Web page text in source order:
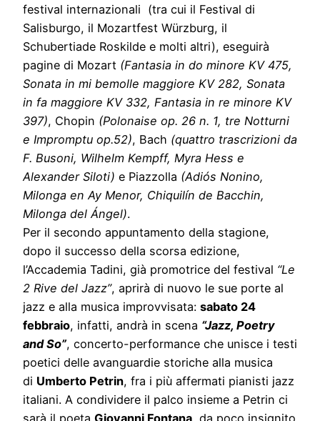
festival internazionali (tra cui il Festival di
Salisburgo, il Mozartfest Würzburg, il
Schubertiade Roskilde e molti altri), eseguirà
pagine di Mozart (Fantasia in do minore KV 475,
Sonata in mi bemolle maggiore KV 282, Sonata
in fa maggiore KV 332, Fantasia in re minore KV
397), Chopin (Polonaise op. 26 n. 1, tre Notturni
e Impromptu op.52), Bach (quattro trascrizioni da
F. Busoni, Wilhelm Kempff, Myra Hess e
Alexander Siloti) e Piazzolla (Adiós Nonino,
Milonga en Ay Menor, Chiquilín de Bacchin,
Milonga del Ángel).
Per il secondo appuntamento della stagione,
dopo il successo della scorsa edizione,
l’Accademia Tadini, già promotrice del festival “Le
2 Rive del Jazz”, aprirà di nuovo le sue porte al
jazz e alla musica improvvisata: sabato 24
febbraio, infatti, andrà in scena “Jazz, Poetry
and So”, concerto-performance che unisce i testi
poetici delle avanguardie storiche alla musica
di Umberto Petrin, fra i più affermati pianisti jazz
italiani. A condividere il palco insieme a Petrin ci